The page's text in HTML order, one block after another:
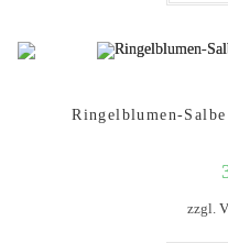
Ringelblumen-
zzgl.